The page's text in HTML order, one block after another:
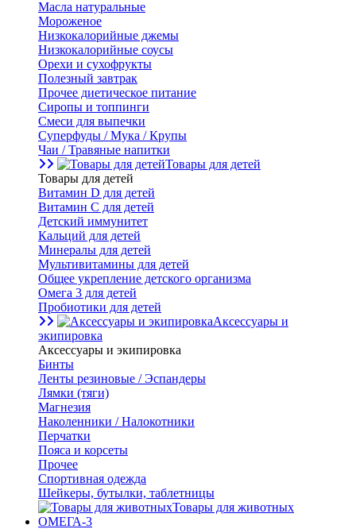
Масла натуральные
Мороженое
Низкокалорийные джемы
Низкокалорийные соусы
Орехи и сухофрукты
Полезный завтрак
Прочее диетическое питание
Сиропы и топпинги
Смеси для выпечки
Суперфуды / Мука / Крупы
Чаи / Травяные напитки
Товары для детей
Товары для детей
Витамин D для детей
Витамин С для детей
Детский иммунитет
Кальций для детей
Минералы для детей
Мультивитамины для детей
Общее укрепление детского организма
Омега 3 для детей
Пробиотики для детей
Аксессуары и
экипировка
Аксессуары и экипировка
Бинты
Ленты резиновые / Эспандеры
Лямки (тяги)
Магнезия
Наколенники / Налокотники
Перчатки
Пояса и корсеты
Прочее
Спортивная одежда
Шейкеры, бутылки, таблетницы
Товары для животных
ОМЕГА-3